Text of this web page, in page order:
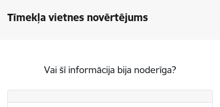
Tīmekļa vietnes novērtējums
Vai šī informācija bija noderīga?
Vai šī informācija bija noderīga?